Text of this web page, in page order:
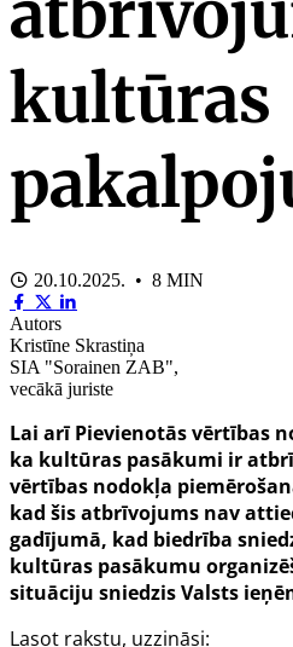
kultūras
20.10.2025. • 8 MIN
Autors
Kristīne Skrastiņa
SIA "Sorainen ZAB",
vecākā juriste
Lai arī Pievienotās vērtības
ka kultūras pasākumi ir
vērtības nodokļa
kad šis atbrīvojums nav
gadījumā, kad biedrība
kultūras pasākumu
situāciju sniedzis Valsts
Lasot rakstu, uzzināsi: